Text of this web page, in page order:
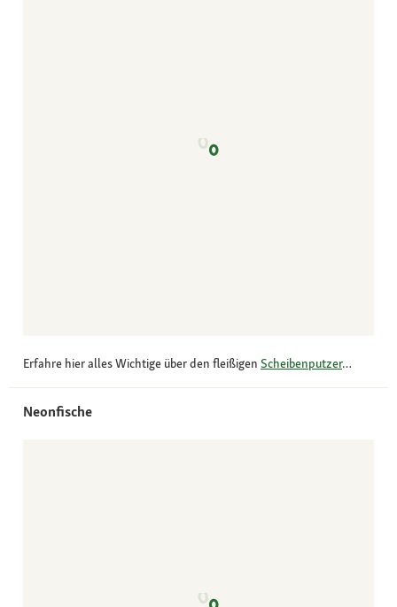
Erfahre hier alles Wichtige über den fleißigen Scheibenputzer…
Neonfische